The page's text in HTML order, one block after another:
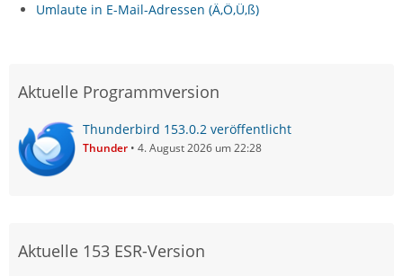
Umlaute in E-Mail-Adressen (Ä,Ö,Ü,ß)
Aktuelle Programmversion
Thunderbird 153.0.2 veröffentlicht
Thunder 4. August 2026 um 22:28
Aktuelle 153 ESR-Version